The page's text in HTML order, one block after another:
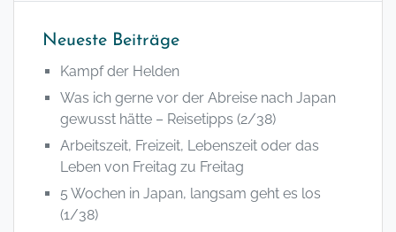
Neueste Beiträge
Kampf der Helden
Was ich gerne vor der Abreise nach Japan
gewusst hätte – Reisetipps (2/38)
Arbeitszeit, Freizeit, Lebenszeit oder das
Leben von Freitag zu Freitag
5 Wochen in Japan, langsam geht es los
(1/38)